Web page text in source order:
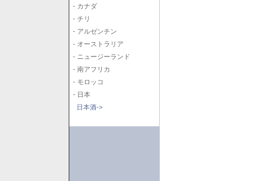
- カナダ
- チリ
- アルゼンチン
- オーストラリア
- ニュージーランド
- 南アフリカ
- モロッコ
- 日本
日本酒->